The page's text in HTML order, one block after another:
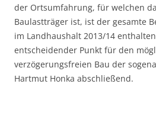
der Ortsumfahrung, für welchen
Baulastträger ist, ist der gesamte
im Landhaushalt 2013/14
entscheidender Punkt für den
verzögerungsfreien Bau der
Hartmut Honka abschließend.